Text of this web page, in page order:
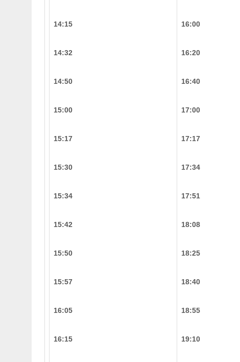
14:15 16:00
14:32 16:20
14:50 16:40
15:00 17:00
15:17 17:17
15:30 17:34
15:34 17:51
15:42 18:08
15:50 18:25
15:57 18:40
16:05 18:55
16:15 19:10